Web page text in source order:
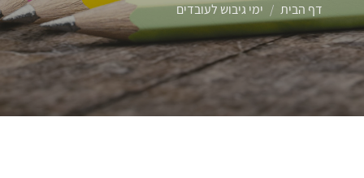
דף הבית ימי גיבוש לעובדים